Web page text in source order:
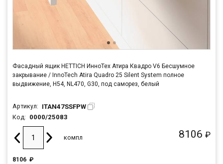
Фасадный ящик HETTICH ИнноТех Атира Квадро V6 Бесшумное
закрывание / InnoTech Atira Quadro 25 Silent System полное
выдвижение, H54, NL470, G30, под саморез, белый
Артикул: ITAN47SSFPW
Код: 0000/25083
8106 ₽
компл
8106 ₽